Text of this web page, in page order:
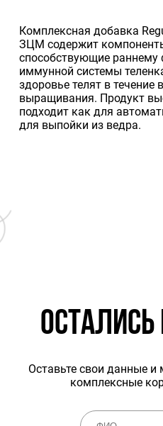
Комплексная добавка
ЗЦМ содержит
способствующие
иммунной системы
здоровье телят в течение
выращивания. Продукт
подходит как для
для выпойки из ведра.
Оставьте свои данные
комплексные